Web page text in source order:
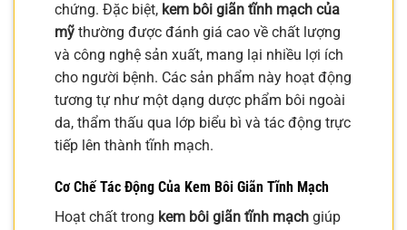
chứng. Đặc biệt, kem bôi giãn tĩnh mạch của
mỹ thường được đánh giá cao về chất lượng
và công nghệ sản xuất, mang lại nhiều lợi ích
cho người bệnh. Các sản phẩm này hoạt động
tương tự như một dạng dược phẩm bôi ngoài
da, thẩm thấu qua lớp biểu bì và tác động trực
tiếp lên thành tĩnh mạch.
Cơ Chế Tác Động Của Kem Bôi Giãn Tĩnh Mạch
Hoạt chất trong kem bôi giãn tĩnh mạch giúp